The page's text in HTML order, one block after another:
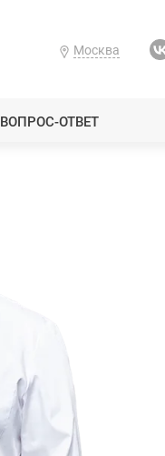
Москва
ВОПРОС-ОТВЕТ